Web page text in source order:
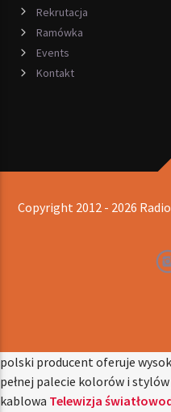
Rekrutacja
Ramówka
Events
Kontakt
Copyright 2012 - 2026
polski producent oferuje
pełnej palecie kolorów i
kablowa Telewizja